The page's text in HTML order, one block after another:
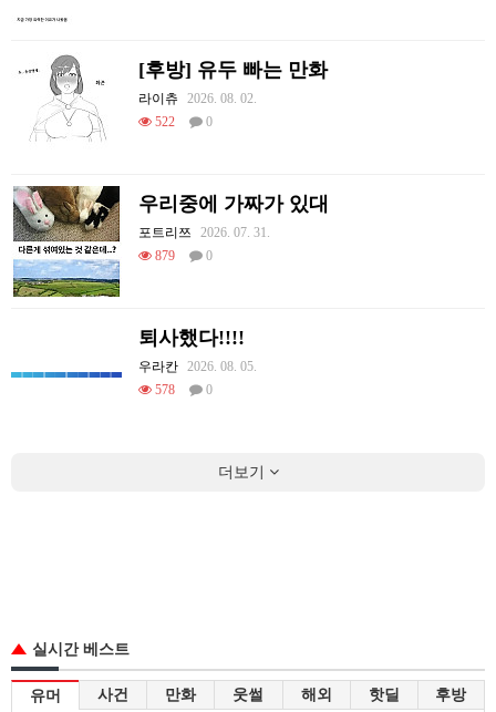
[후방] 유두 빠는 만화
라이츄
2026. 08. 02.
522
0
우리중에 가짜가 있대
포트리쯔
2026. 07. 31.
879
0
퇴사했다!!!!
우라칸
2026. 08. 05.
578
0
더보기
실시간 베스트
유머 사건 만화 웃썰 해외 핫딜 후방